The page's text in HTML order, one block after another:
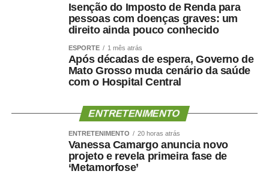
Isenção do Imposto de Renda para
pessoas com doenças graves: um
direito ainda pouco conhecido
ESPORTE 1 mês atrás
Após décadas de espera, Governo de
Mato Grosso muda cenário da saúde
com o Hospital Central
ENTRETENIMENTO
ENTRETENIMENTO 20 horas atrás
Vanessa Camargo anuncia novo
projeto e revela primeira fase de
‘Metamorfose’